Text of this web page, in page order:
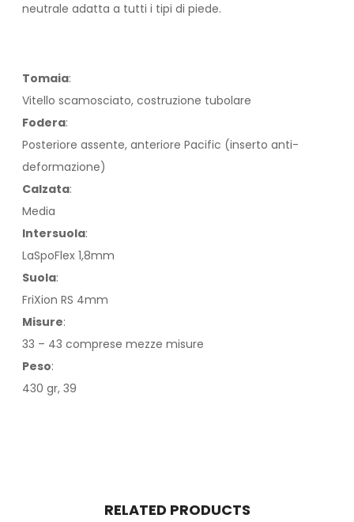
neutrale adatta a tutti i tipi di piede.
Tomaia:
Vitello scamosciato, costruzione tubolare
Fodera:
Posteriore assente, anteriore Pacific (inserto anti-
deformazione)
Calzata:
Media
Intersuola:
LaSpoFlex 1,8mm
Suola:
FriXion RS 4mm
Misure:
33 – 43 comprese mezze misure
Peso:
430 gr, 39
RELATED PRODUCTS